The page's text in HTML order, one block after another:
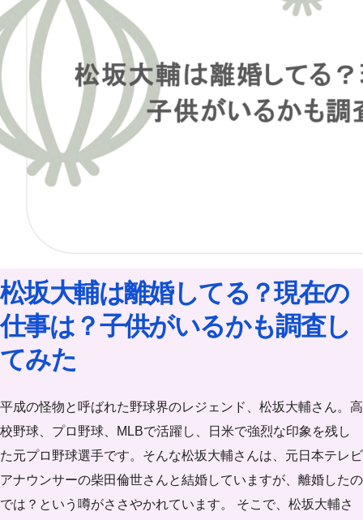
松坂大輔は離婚してる？現在の
仕事は？子供がいるかも調査し
てみた
平成の怪物と呼ばれた野球界のレジェンド、松坂大輔さん。高
校野球、プロ野球、MLBで活躍し、日米で強烈な印象を残し
た元プロ野球選手です。そんな松坂大輔さんは、元日本テレビ
アナウンサーの柴田倫世さんと結婚していますが、離婚したの
では？という噂がささやかれています。 そこで、松坂大輔さ